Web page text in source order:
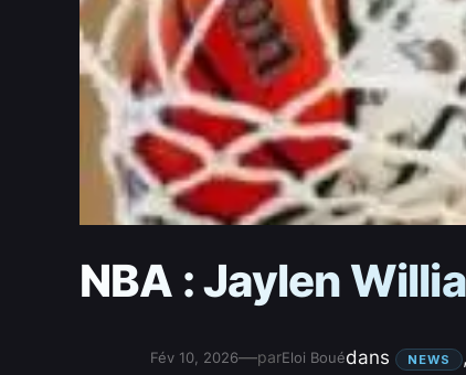
NBA : Jaylen
Fév 10, 2026—parEloi Bouédans NEWS ,